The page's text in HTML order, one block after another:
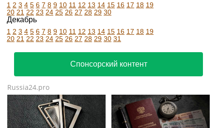
1 2 3 4 5 6 7 8 9 10 11 12 13 14 15 16 17 18 19
20 21 22 23 24 25 26 27 28 29 30
Декабрь
1 2 3 4 5 6 7 8 9 10 11 12 13 14 15 16 17 18 19
20 21 22 23 24 25 26 27 28 29 30 31
Спонсорский контент
Russia24.pro